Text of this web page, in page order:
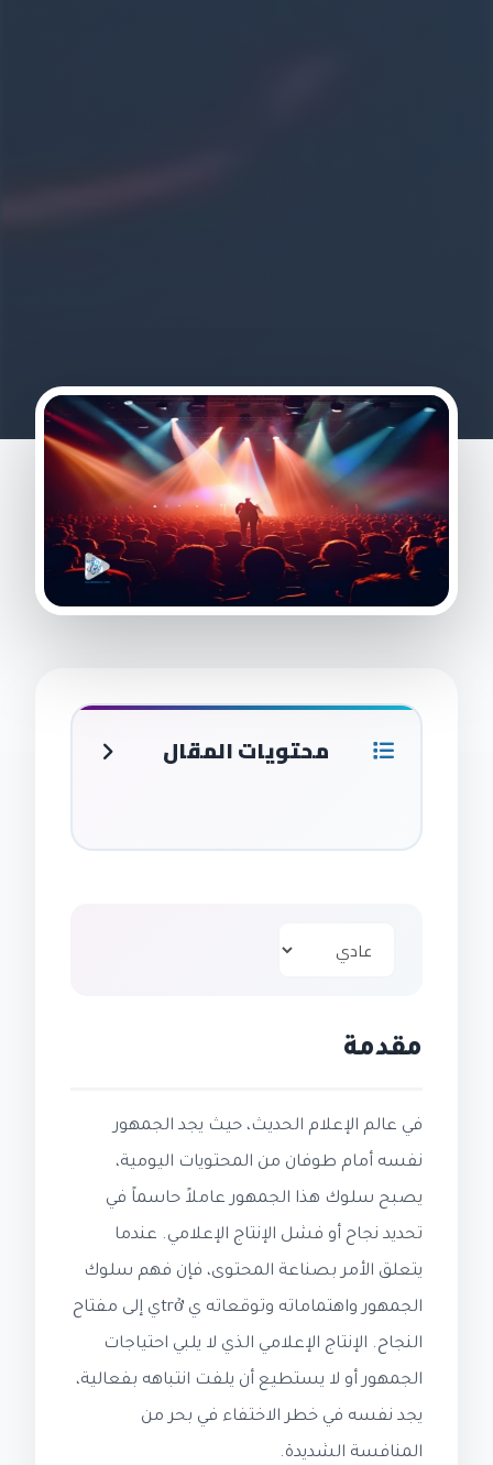
محتويات المقال
مقدمة
في عالم الإعلام الحديث، حيث يجد الجمهور
نفسه أمام طوفان من المحتويات اليومية،
يصبح سلوك هذا الجمهور عاملاً حاسماً في
تحديد نجاح أو فشل الإنتاج الإعلامي. عندما
يتعلق الأمر بصناعة المحتوى، فإن فهم سلوك
الجمهور واهتماماته وتوقعاته ي trởي إلى مفتاح
النجاح. الإنتاج الإعلامي الذي لا يلبي احتياجات
الجمهور أو لا يستطيع أن يلفت انتباهه بفعالية،
يجد نفسه في خطر الاختفاء في بحر من
المنافسة الشديدة.